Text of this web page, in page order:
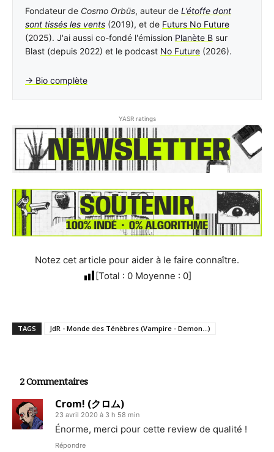
Fondateur de Cosmo Orbüs, auteur de L’étoffe dont
sont tissés les vents (2019), et de Futurs No Future
(2025). J'ai aussi co-fondé l'émission Planète B sur
Blast (depuis 2022) et le podcast No Future (2026).
→ Bio complète
YASR ratings
Notez cet article pour aider à le faire connaître.
[Total : 0Moyenne : 0]
TAGS JdR - Monde des Ténèbres (Vampire - Demon...)
2 Commentaires
Crom! (クロム)
23 avril 2020 à 3 h 58 min
Énorme, merci pour cette review de qualité !
Répondre